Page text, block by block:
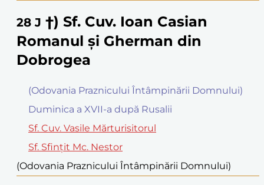
28 J †) Sf. Cuv. Ioan Casian
Romanul şi Gherman din
Dobrogea
(Odovania Praznicului Întâmpinării Domnului)
Duminica a XVII-a după Rusalii
Sf. Cuv. Vasile Mărturisitorul
Sf. Sfinţit Mc. Nestor
(Odovania Praznicului Întâmpinării Domnului)